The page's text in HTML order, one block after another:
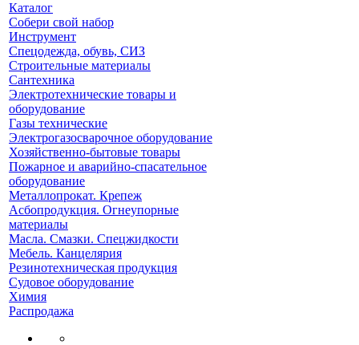
Каталог
Собери свой набор
Инструмент
Спецодежда, обувь, СИЗ
Строительные материалы
Сантехника
Электротехнические товары и
оборудование
Газы технические
Электрогазосварочное оборудование
Хозяйственно-бытовые товары
Пожарное и аварийно-спасательное
оборудование
Металлопрокат. Крепеж
Асбопродукция. Огнеупорные
материалы
Масла. Смазки. Спецжидкости
Мебель. Канцелярия
Резинотехническая продукция
Судовое оборудование
Химия
Распродажа